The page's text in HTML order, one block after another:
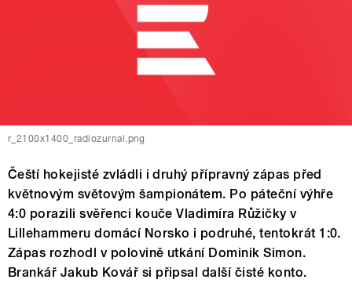
r_2100x1400_radiozurnal.png
Čeští hokejisté zvládli i druhý přípravný zápas před
květnovým světovým šampionátem. Po páteční výhře
4:0 porazili svěřenci kouče Vladimíra Růžičky v
Lillehammeru domácí Norsko i podruhé, tentokrát 1:0.
Zápas rozhodl v polovině utkání Dominik Simon.
Brankář Jakub Kovář si připsal další čisté konto.